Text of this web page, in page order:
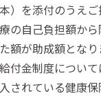
）を添付のうえ
の自己負担額か
額が助成額となり
付金制度につい
されている健康